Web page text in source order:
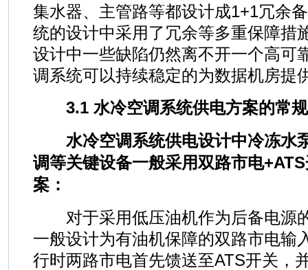
集水器、主管路等都设计成1+1冗余
统的设计中采用了冗余等多重保障措
设计中一些缺陷仍然离不开一个高可
调系统可以持续稳定的为数据机房提
3.1 水冷空调系统供电方案的常
水冷空调系统供电设计中冷冻水
调等关键设备一般采用双路市电
案：
对于采用低压油机作为后备电源
一般设计为有油机保障的双路市电输
行时两路市电首先馈送至ATS开关，